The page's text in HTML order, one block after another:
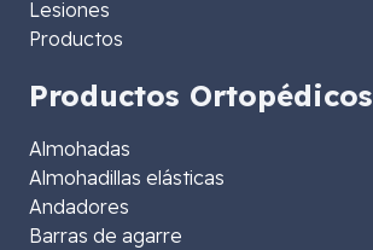
Lesiones
Productos
Productos Ortopédicos
Almohadas
Almohadillas elásticas
Andadores
Barras de agarre